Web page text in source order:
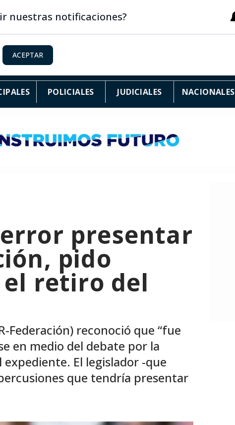
POLICIALES JUDICIALES NACIONALES
presentar
pido
el retiro del
Federación) reconoció que “fue
en medio del debate por la
El legislador -que
que tendría presentar
nuestras notificaciones?
ACEPTAR